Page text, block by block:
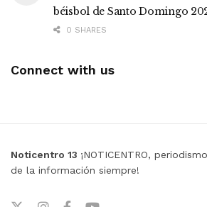
béisbol de Santo Domingo
0 SHARES
Connect with us
Noticentro 13 ¡NOTICENTRO,
de la información siempre!